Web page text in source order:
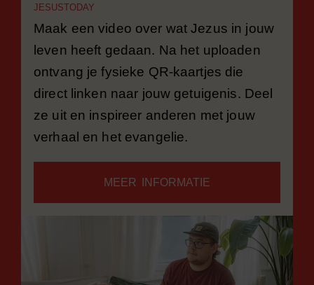
JESUSTODAY
Maak een video over wat Jezus in jouw
leven heeft gedaan. Na het uploaden
ontvang je fysieke QR-kaartjes die
direct linken naar jouw getuigenis. Deel
ze uit en inspireer anderen met jouw
verhaal en het evangelie.
MEER INFORMATIE